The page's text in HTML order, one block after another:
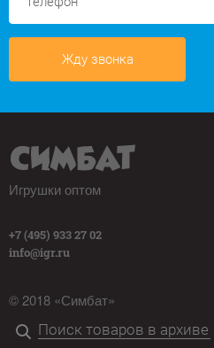
Жду звонка
Игрушки оптом
+7 (495) 933 27 02
info@igr.ru
© 2018 «Симбат»